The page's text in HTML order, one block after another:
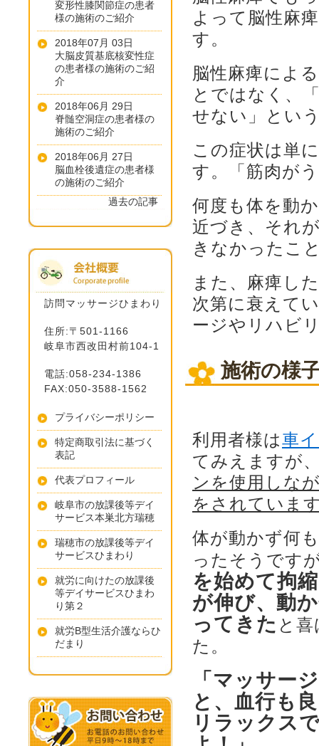
よって脳性麻
す。
脳性麻痺によ
とではなく、
せない」とい
この症状は単
す。「筋肉が
何度も体を動
近づき、それ
きなかったこ
また、麻痺し
次第に衰えて
ージやリハビ
施術の様
利用者様は車
てみえますが
ンを使用しな
をされていま
体が動かず何
ったそうです
を始めて拘
が伸び、動
ってきた と
た。
「マッサー
と、血行も
リラックス
変形性膝関節症の患者
様の施術のご紹介
2018年07月 03日
大脳皮質基底核変性症
の患者様の施術のご紹
介
2018年06月 29日
脊髄空洞症の患者様の
施術のご紹介
2018年06月 27日
脳血栓後遺症の患者様
の施術のご紹介
過去の記事
訪問マッサージひまわり
住所:〒501-1166
岐阜市西改田村前104-1
電話:058-234-1386
FAX:050-3588-1562
プライバシーポリシー
特定商取引法に基づく
表記
代表プロフィール
岐阜市の放課後等デイ
サービス本巣北方瑞穂
瑞穂市の放課後等デイ
サービスひまわり
就労に向けたの放課後
等デイサービスひまわ
り第２
就労B型生活介護ならひ
だまり